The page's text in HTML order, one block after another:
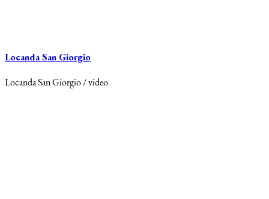
Locanda San Giorgio
Locanda San Giorgio / video